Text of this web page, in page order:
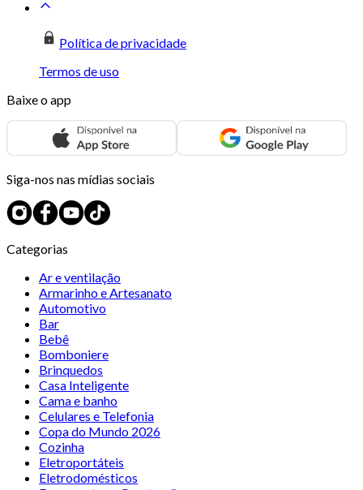
Política de privacidade
Termos de uso
Baixe o app
Siga-nos nas mídias sociais
Categorias
Ar e ventilação
Armarinho e Artesanato
Automotivo
Bar
Bebê
Bomboniere
Brinquedos
Casa Inteligente
Cama e banho
Celulares e Telefonia
Copa do Mundo 2026
Cozinha
Eletroportáteis
Eletrodomésticos